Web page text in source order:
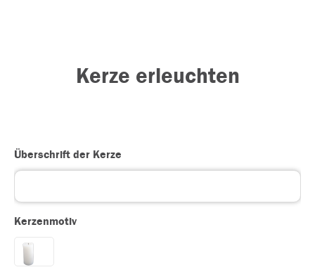
Kerze erleuchten
Überschrift der Kerze
Kerzenmotiv